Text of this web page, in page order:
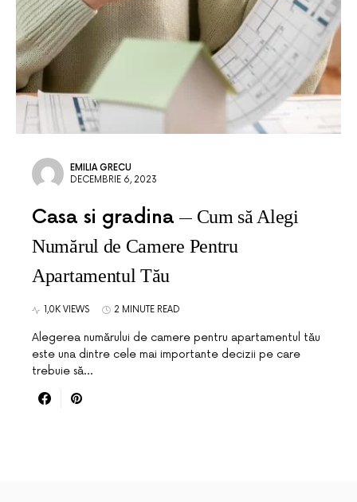
EMILIA GRECU
DECEMBRIE 6, 2023
Casa si gradina
Cum să Alegi
Numărul de Camere Pentru
Apartamentul Tău
1,0K VIEWS 2 MINUTE READ
Alegerea numărului de camere pentru apartamentul tău
este una dintre cele mai importante decizii pe care
trebuie să…